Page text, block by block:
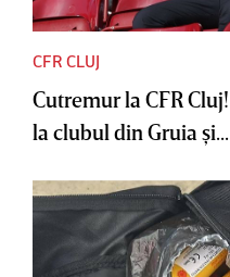
CFR CLUJ
Cutremur la CFR
la clubul din Gruia şi...